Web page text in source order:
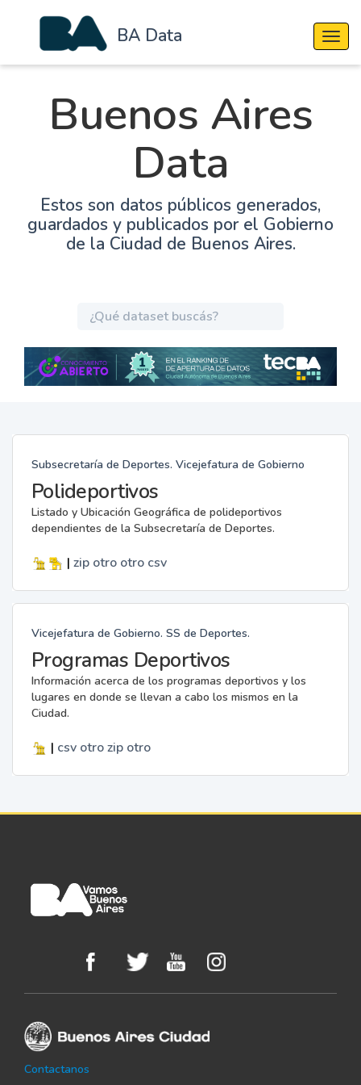
BA Data
Buenos Aires
Data
Estos son datos públicos generados,
guardados y publicados por el Gobierno
de la Ciudad de Buenos Aires.
Subsecretaría de Deportes. Vicejefatura de Gobierno
Polideportivos
Listado y Ubicación Geográfica de polideportivos
dependientes de la Subsecretaría de Deportes.
| zip otro otro csv
Vicejefatura de Gobierno. SS de Deportes.
Programas Deportivos
Información acerca de los programas deportivos y los
lugares en donde se llevan a cabo los mismos en la
Ciudad.
| csv otro zip otro
Contactanos